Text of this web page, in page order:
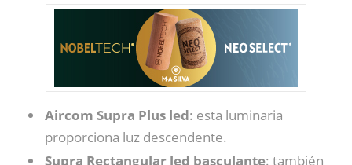
Aircom Supra Plus led: esta luminaria
proporciona luz descendente.
Supra Rectangular led basculante: también